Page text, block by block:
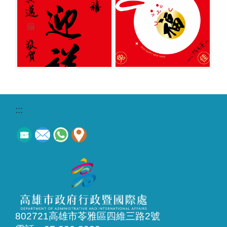
:::
802721高雄市苓雅區四維三路2號